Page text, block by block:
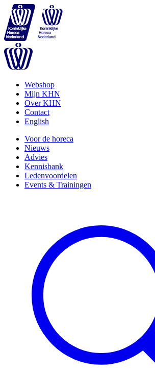
Webshop
Mijn KHN
Over KHN
Contact
English
Voor de horeca
Nieuws
Advies
Kennisbank
Ledenvoordelen
Events & Trainingen